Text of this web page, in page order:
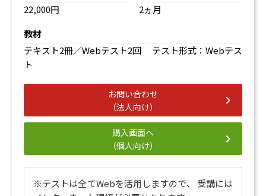
22,000円
2ヵ月
教材
テキスト2冊／Webテスト2回 テスト形式：Webテス
ト
お問い合わせ
（法人向け）
購入画面へ
（個人向け）
※テストは全てWebを活用しますので、 受講には